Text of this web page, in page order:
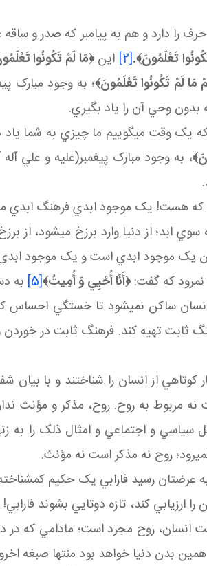
را دارد و هم به پيامبر که صدر و
تَعْلَمُونَ﴾.[2] اين﴿مَا لَمْ تَكُونُوا
مَا لَمْ تَكُونُوا تَعْلَمُونَ﴾؛ به وجود مبارک
بدون وحي آن را ياد بگيري.
يک وقت مي گوييم ما چيزي به شما
﴾، به وجود مبارک پيغمبر(عليه و علي
يک موجود ابدي فرهنگ ابدي مي
از دنيا وارد برزخ مي شود، از برزخ
يک موجود ابدي است و يک موجود
که گفت:﴿أَنَا أُحْيِي وَ أُمِيتُ﴾[5]
به
ساکن نمي شود تا خستگي احساس
ثابت تهيه کند. فرهنگ ثابت در
از انسان را شناختند و با بيان
به روح. روح، مذکر و مؤنث
و اجتماعي و امثال ذلک را به زن ها
رود؛ روح نه مذکر است نه مؤنث.
به عرضتان رسيد فارابي يک حکيم کم
ارزيابي کند، تازه دوتايي بشوند
روح مجرد است؛ مادامي که در
بدن دنيا خواهد بود منتها صبغه